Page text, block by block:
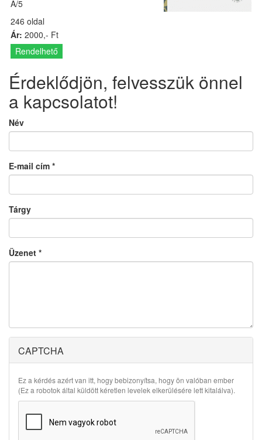
A/5
246 oldal
Ár: 2000,- Ft
Rendelhető
Érdeklődjön, felvesszük önnel
a kapcsolatot!
Név
E-mail cím *
Tárgy
Üzenet *
CAPTCHA
Ez a kérdés azért van itt, hogy bebizonyítsa, hogy ön valóban ember
(Ez a robotok által küldött kéretlen levelek elkerülésére lett kitalálva).